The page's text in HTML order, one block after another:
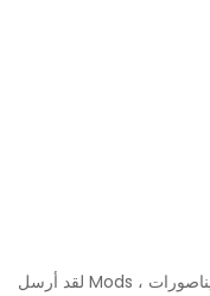
لقد أرسل Mods صانعي المناجم إلى الفضاء ، وأضافوا الديناصورات ،